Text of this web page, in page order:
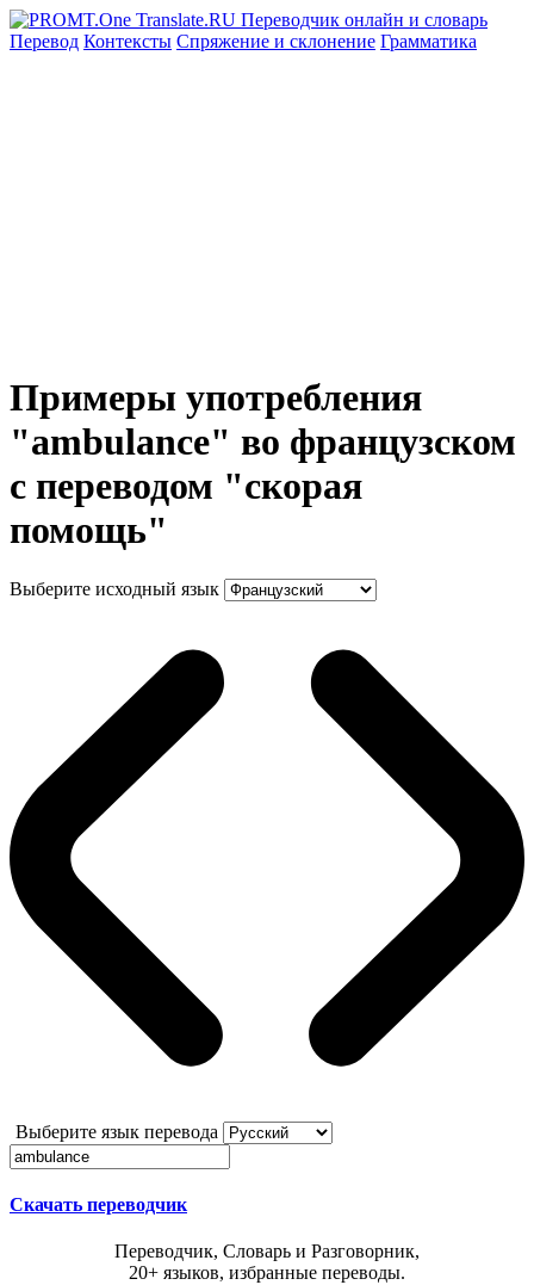
Перевод Контексты Спряжение и склонение Грамматика
Примеры употребления
"ambulance" во французском
с переводом "скорая
помощь"
Выберите исходный язык
Выберите язык перевода
Скачать переводчик
Переводчик, Словарь и Разговорник,
20+ языков, избранные переводы.